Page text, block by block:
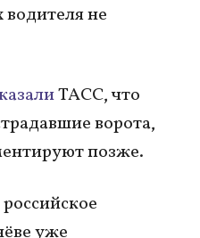
водителя не
ТАСС, что
ворота,
позже.
уже